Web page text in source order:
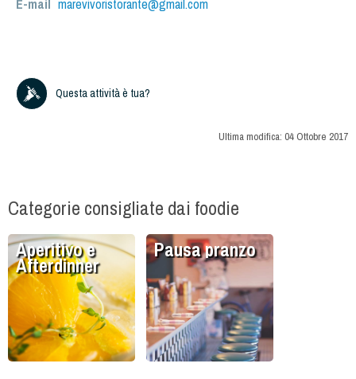
E-mail marevivoristorante@gmail.com
Questa attività è tua?
Ultima modifica: 04 Ottobre 2017
Categorie consigliate dai foodie
Aperitivo e
Afterdinner
Pausa pranzo